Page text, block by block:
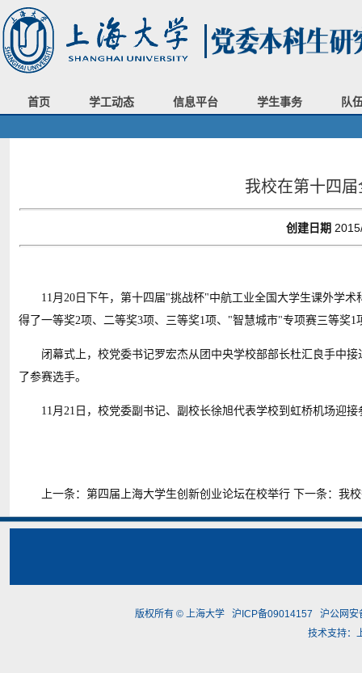
首页 学工动态 信息平台 学生事务 队
我校在第十四届
创建日期
11月20日下午，第十四届"挑战杯"中航工业全国大学生课外学
得了一等奖2项、二等奖3项、三等奖1项、"智慧城市"专项赛三等奖
闭幕式上，校党委书记罗宏杰从团中央学校部部长杜汇良手中
了参赛选手。
11月21日，校党委副书记、副校长徐旭代表学校到虹桥机场迎接
上一条：第四届上海大学生创新创业论坛在校举行 下一条：我
版权所有 © 上海大学 沪ICP备09014157
沪公网
技术支持：